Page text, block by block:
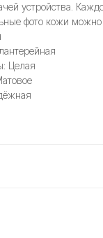
устройства.
фото кожи можно
Целая